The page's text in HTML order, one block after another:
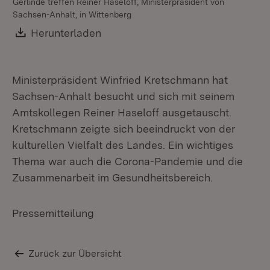
Sachsen-Anhalt, in Wittenberg
Download:
Herunterladen
Ministerpräsident Winfried Kretschmann hat
Sachsen-Anhalt besucht und sich mit seinem
Amtskollegen Reiner Haseloff ausgetauscht.
Kretschmann zeigte sich beeindruckt von der
kulturellen Vielfalt des Landes. Ein wichtiges
Thema war auch die Corona-Pandemie und die
Zusammenarbeit im Gesundheitsbereich.
Pressemitteilung
Zurück zur Übersicht